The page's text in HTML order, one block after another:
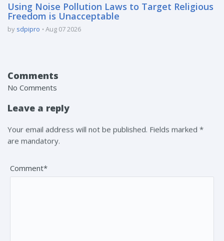
Using Noise Pollution Laws to Target Religious
Freedom is Unacceptable
by sdpipro Aug 07 2026
Comments
No Comments
Leave a reply
Your email address will not be published. Fields marked *
are mandatory.
Comment*